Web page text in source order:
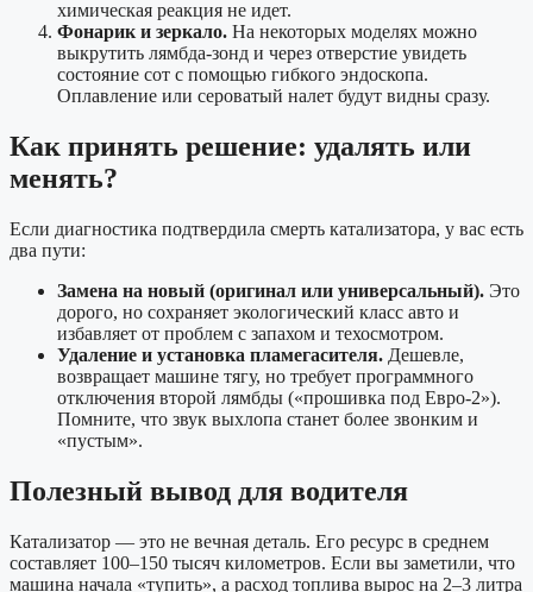
химическая реакция не идет.
Фонарик и зеркало. На некоторых моделях можно
выкрутить лямбда-зонд и через отверстие увидеть
состояние сот с помощью гибкого эндоскопа.
Оплавление или сероватый налет будут видны сразу.
Как принять решение: удалять или
менять?
Если диагностика подтвердила смерть катализатора, у вас есть
два пути:
Замена на новый (оригинал или универсальный). Это
дорого, но сохраняет экологический класс авто и
избавляет от проблем с запахом и техосмотром.
Удаление и установка пламегасителя. Дешевле,
возвращает машине тягу, но требует программного
отключения второй лямбды («прошивка под Евро-2»).
Помните, что звук выхлопа станет более звонким и
«пустым».
Полезный вывод для водителя
Катализатор — это не вечная деталь. Его ресурс в среднем
составляет 100–150 тысяч километров. Если вы заметили, что
машина начала «тупить», а расход топлива вырос на 2–3 литра